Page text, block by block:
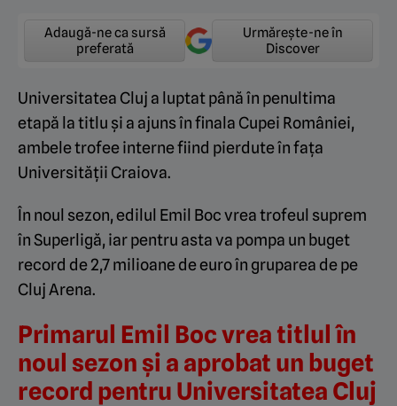
Adaugă-ne ca sursă
preferată
Urmărește-ne în
Discover
Universitatea Cluj a luptat până în penultima
etapă la titlu și a ajuns în finala Cupei României,
ambele trofee interne fiind pierdute în fața
Universității Craiova.
În noul sezon, edilul Emil Boc vrea trofeul suprem
în Superligă, iar pentru asta va pompa un buget
record de 2,7 milioane de euro în gruparea de pe
Cluj Arena.
Primarul Emil Boc vrea titlul în
noul sezon și a aprobat un buget
record pentru Universitatea Cluj